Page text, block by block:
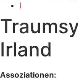
I
Irland
Assoziationen: